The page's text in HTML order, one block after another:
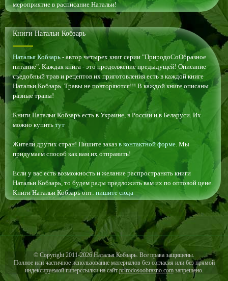
мероприятие в расписание Натальи!
Книги Натальи Кобзарь
Наталья Кобзарь - автор четырех книг серии "ПриродоСоОбразное
питание". Каждая книга - это продолжение предыдущей! Описание
съедобный трав и рецептов их приготовления есть в каждой книге
Натальи Кобзарь. Травы не повторяются!!! В каждой книге описаны
разные травы!
Книги Натальи Кобзарь есть в Украине, в России и в Беларуси. Их
можно купитьтут
Жители других стран! Пишите заказв контактной форме . Мы
придумаем способ как вам их отправить!
Если у вас есть возможность и желание распространять книги
Натальи Кобзарь, то будем рады предложить вам их по оптовой цене.
Книги Натальи Кобзарь опт:пишите сюда
© Copyright 2011-2026 Наталья Кобзарь. Все права защищены.
Полное или частичное использование материалов без согласия или без прямой
индексируемой гиперссылки на сайтprirodosoobrazno.comзапрещено.